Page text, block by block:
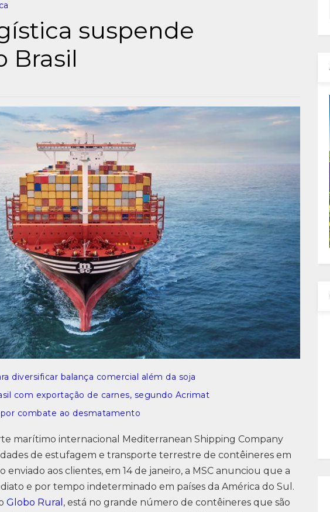
suspende
Brasil
diversificar balança comercial além da soja
com exportação de carnes, segundo Acrimat
por combate ao desmatamento
marítimo internacional Mediterranean Shipping Company
de estufagem e transporte terrestre de contêineres em
enviado aos clientes, em 14 de janeiro, a MSC anunciou que a
e por tempo indeterminado em países da América do Sul.
Globo Rural , está no grande número de contêineres que são